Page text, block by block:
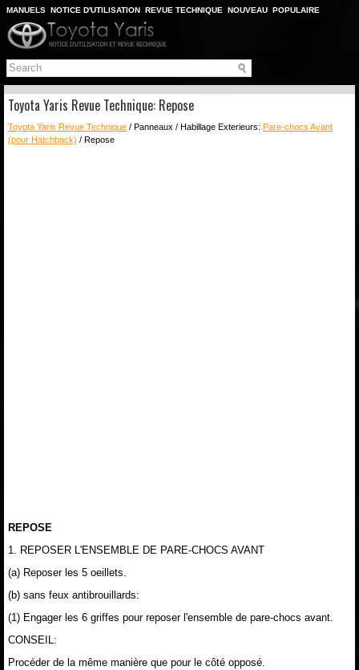
MANUELS NOTICE D'UTILISATION REVUE TECHNIQUE NOUVEAU POPULAIRE
PLAN DU SITE
CHERCHER
Toyota Yaris Revue Technique: Repose
Toyota Yaris Revue Technique / Panneaux / Habillage Exterieurs: Pare-chocs Avant
(pour Hatchback) / Repose
REPOSE
1. REPOSER L'ENSEMBLE DE PARE-CHOCS AVANT
(a) Reposer les 5 oeillets.
(b) sans feux antibrouillards:
(1) Engager les 6 griffes pour reposer l'ensemble de pare-chocs avant.
CONSEIL:
Procéder de la même manière que pour le côté opposé.